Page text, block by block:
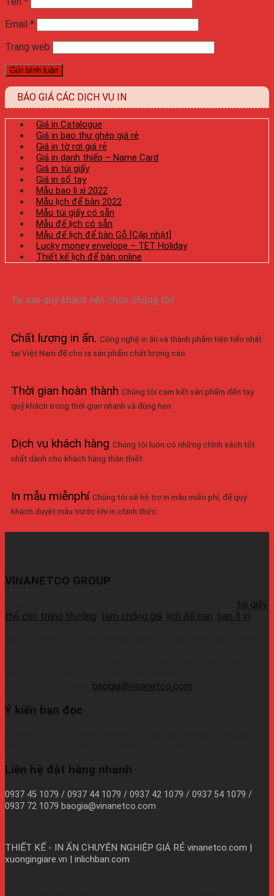
Email *
Trang web
BÁO GIÁ CÁC DỊCH VỤ IN
Giá in Catalogue
Giá in bao thư ghép giá rẻ
Giá in tờ rơi giá rẻ
Giá in danh thiếp – Name Card
Giá in túi giấy
Giá in sổ tay
Mẫu bao lì xì 2022
Mẫu lịch để bàn 2022
Mẫu túi giấy có sẵn
Mẫu đế lịch có sẵn
Mẫu đế lịch để bàn Gỗ [Cập nhật]
Lucky money envelope – TET Holiday
Thiết kế lịch để bàn online
Tại sao quý khách nên chọn chúng tôi!
Chất lượng in ấn. Công nghệ in ấn và thành phẩm tiên tiến nhất
tại Việt Nam để cho ra sản phẩm chất lượng cao
Thời gian hoàn thành Chúng tôi cam kết sản phẩm đến tay
quý khách trong thời gian nhanh và đúng hẹn
Dịch vụ khách hàng Chúng tôi luôn có những chính sách tốt
nhất dành cho khách hàng thân thiết.
In mẫu miễnphí Chúng tôi sẽ hỗ trợ in mẫu miễn phí, để quý
khách duyệt mẫu trước khi in chính thức.
VINANETCO GROUP
túi giấy
thẻ cào trúng thưởng tem chống giả lịch để bàn bao lì xì
baogia@vinanetco.com
Ý kiến bạn đọc
Liên hệ đặt hàng nhanh
0937 45 1079 / 0937 44 1079 / 0937 42 1079 / 0937 54 1079 /
0937 72 1079 baogia@vinanetco.com
THIẾT KẾ - IN ẤN CHUYÊN NGHIỆP GIÁ RẺ vinanetco.com |
xuongingiare.vn | inlichban.com